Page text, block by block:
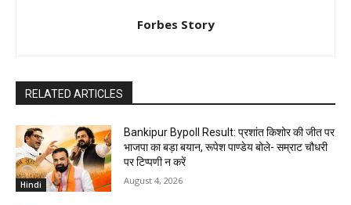
Forbes Story
RELATED ARTICLES
Hindi
Bankipur Bypoll Result: प्रशांत किशोर की जीत पर
भाजपा का बड़ा बयान, रूपेश पाण्डेय बोले- सम्राट चौधरी
पर टिप्पणी न करें
August 4, 2026